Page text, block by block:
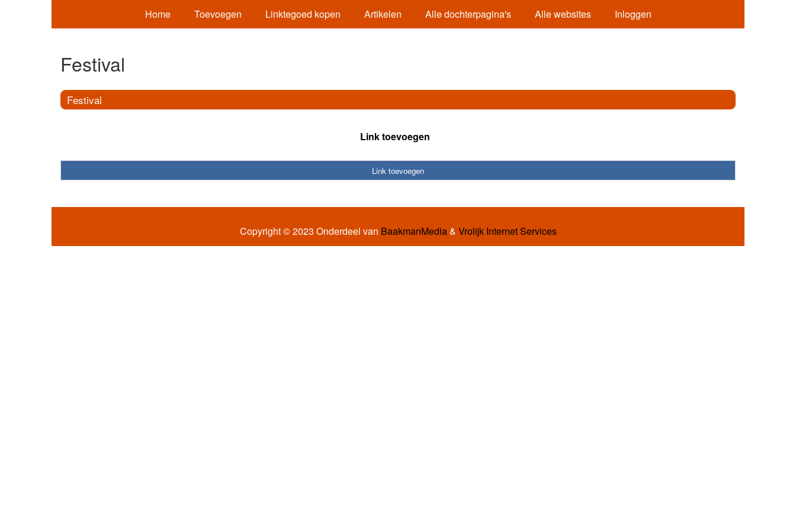
Home Toevoegen Linktegoed kopen Artikelen Alle dochterpagina's Alle websites Inloggen
Festival
Festival
Link toevoegen
Link toevoegen
Copyright © 2023 Onderdeel van BaakmanMedia& Vrolijk Internet Services